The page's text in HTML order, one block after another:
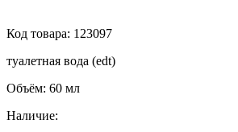
Код товара: 123097
туалетная вода (edt)
Объём: 60 мл
Наличие: